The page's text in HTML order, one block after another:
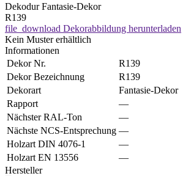
Dekodur Fantasie-Dekor
R139
file_download Dekorabbildung herunterladen
Kein Muster erhältlich
Informationen
Dekor Nr.
R139
Dekor Bezeichnung
R139
Dekorart
Fantasie-Dekor
Rapport
—
Nächster RAL-Ton
—
Nächste NCS-Entsprechung —
Holzart DIN 4076-1
—
Holzart EN 13556
—
Hersteller